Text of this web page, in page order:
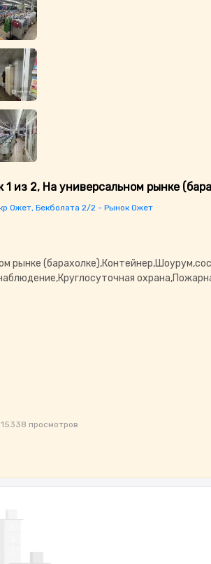
1 из 2, На универсальном рынке
Ожет, Бекболата 2/2 - Рынок Ожет
рынке
15338 просмотров